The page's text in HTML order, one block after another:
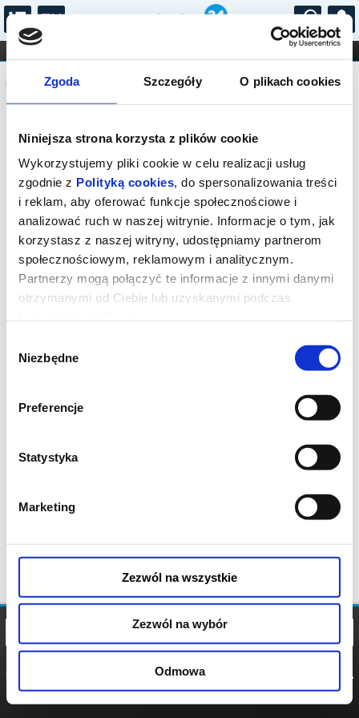
Zgoda Szczegóły O plikach cookies
Niniejsza strona korzysta z plików cookie
Wykorzystujemy pliki cookie w celu realizacji usług
zgodnie z Polityką cookies, do spersonalizowania treści
i reklam, aby oferować funkcje społecznościowe i
analizować ruch w naszej witrynie. Informacje o tym, jak
korzystasz z naszej witryny, udostępniamy partnerom
społecznościowym, reklamowym i analitycznym.
Partnerzy mogą połączyć te informacje z innymi danymi
otrzymanymi od Ciebie lub uzyskanymi podczas
zgody
Niezbędne
Preferencje
Statystyka
Marketing
Zezwól na wszystkie
Zezwól na wybór
Odmowa
...
FILHARMONIA OPERA I BALET
STAND-UP
DLA DZIECI
Komunikat
Sprzedaż biletów on-line na wydarzenie
została zakończona.
POLITYKA
POLITYKA